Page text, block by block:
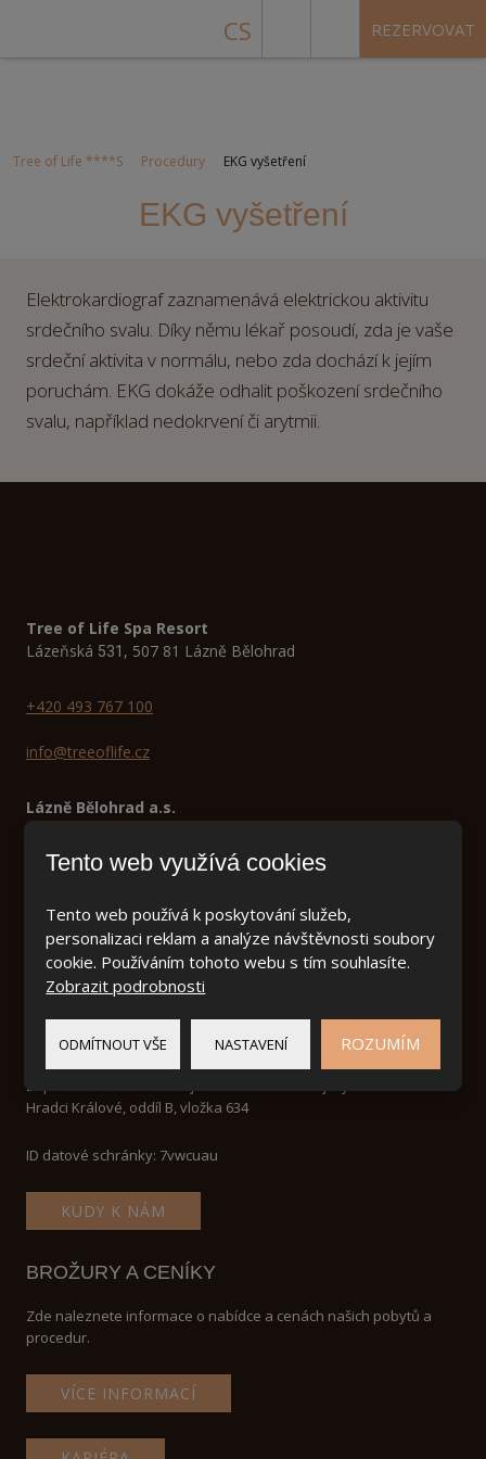
CS REZERVOVAT
Tree of Life ****S Procedury EKG vyšetření
EKG vyšetření
Elektrokardiograf zaznamenává elektrickou aktivitu
srdečního svalu. Díky němu lékař posoudí, zda je vaše
srdeční aktivita v normálu, nebo zda dochází k jejím
poruchám. EKG dokáže odhalit poškození srdečního
svalu, například nedokrvení či arytmii.
Tree of Life Spa Resort
Lázeňská 531 , 507 81 Lázně Bělohrad
+420 493 767 100
info@treeoflife.cz
Lázně Bělohrad a.s.
Lázeňská 165
507 81 Lázně Bělohrad
46504834
DIČ: CZ 46504834
Zapsaná v obchodním rejstříku vedeném Krajským soudem v
Hradci Králové, oddíl B, vložka 634
ID datové schránky: 7vwcuau
KUDY K NÁM
BROŽURY A CENÍKY
Zde naleznete informace o nabídce a cenách našich pobytů a
procedur.
VÍCE INFORMACÍ
Tento web využívá cookies
Tento web používá k poskytování služeb,
personalizaci reklam a analýze návštěvnosti soubory
cookie. Používáním tohoto webu s tím souhlasíte.
Zobrazit podrobnosti
ODMÍTNOUT VŠE NASTAVENÍ ROZUMÍM